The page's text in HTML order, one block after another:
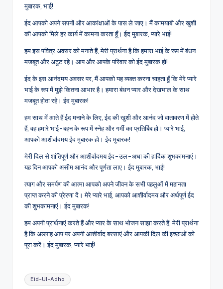
मुबारक, भाई!
ईद आपको अपने सपनों और आकांक्षाओं के पास ले जाए। मैं कामयाबी और खुशी
की आपको मिले हर कार्य में कामना करता हूँ। ईद मुबारक, प्यारे भाई!
हम इस पवित्र अवसर को मनाते हैं, मेरी प्रार्थना है कि हमारा भाई के रूप में बंधन
मजबूत और अटूट रहे। आप और आपके परिवार को ईद मुबारक हो!
ईद के इस आनंदमय अवसर पर, मैं आपको यह व्यक्त करना चाहता हूँ कि मेरे प्यारे
भाई के रूप में मुझे कितना आभार है। हमारा बंधन प्यार और देखभाल के साथ
मजबूत होता रहे। ईद मुबारक!
हम साथ में आते हैं ईद मनाने के लिए, ईद की खुशी और आनंद जो वातावरण में होते
हैं, वह हमारे भाई-बहन के रूप में स्नेह और गर्मी का प्रतिबिंब हो। प्यारे भाई,
आपको आशीर्वादमय ईद मुबारक हो। ईद मुबारक!
मेरी दिल से शांतिपूर्ण और आशीर्वादमय ईद-उल-अधा की हार्दिक शुभकामनाएं।
यह दिन आपको असीम आनंद और पूर्णता लाए। ईद मुबारक, भाई!
त्याग और समर्पण की आत्मा आपको अपने जीवन के सभी पहलुओं में महानता
प्राप्त करने की प्रेरणा दें। मेरे प्यारे भाई, आपको आशीर्वादमय और अर्थपूर्ण ईद
की शुभकामनाएं। ईद मुबारक!
हम अपनी प्रार्थनाएं करते हैं और प्यार के साथ भोजन साझा करते हैं, मेरी प्रार्थना
है कि अल्लाह आप पर अपनी आशीर्वाद बरसाएं और आपकी दिल की इच्छाओं को
पूरा करें। ईद मुबारक, प्यारे भाई!
Tags:
Eid-Ul-Adha